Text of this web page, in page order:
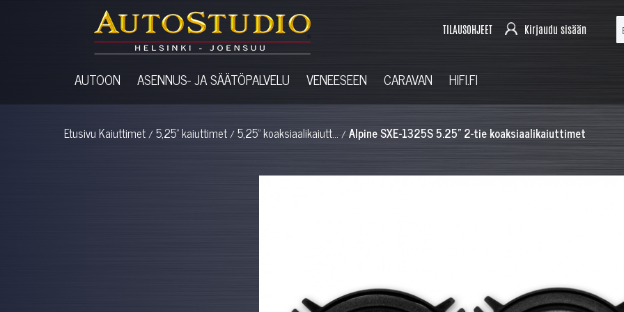
Kirjaudu sisään
TILAUSOHJEET
AUTOON ASENNUS- JA SÄÄTÖPALVELU VENEESEEN CARAVAN HIFI.FI
EtusivuKaiuttimet/ 5,25" kaiuttimet/ 5,25" koaksiaalikaiutt... / Alpine SXE-1325S 5.25" 2-tie koaksiaalikaiuttimet